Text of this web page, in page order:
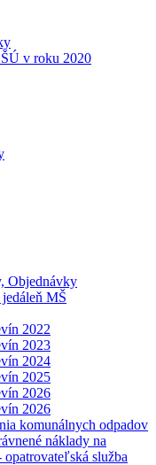
v roku 2020
Objednávky
MŠ
2022
2023
2024
2025
2026
2026
komunálnych odpadov
náklady na
opatrovateľská služba